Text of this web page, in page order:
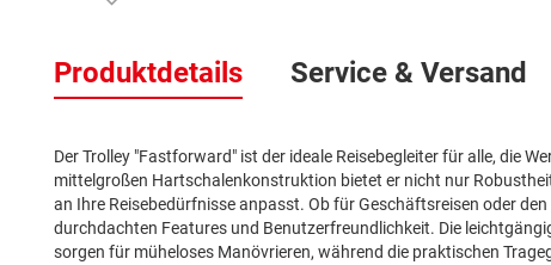
der
Bildergalerie
Produktdetails
Der Trolley "Fastforward" ist der ideale Reisebegleiter für alle, die
mittelgroßen Hartschalenkonstruktion bietet er nicht nur
an Ihre Reisebedürfnisse anpasst. Ob für Geschäftsreisen oder
durchdachten Features und Benutzerfreundlichkeit. Die
sorgen für müheloses Manövrieren, während die praktischen
Service & Versand